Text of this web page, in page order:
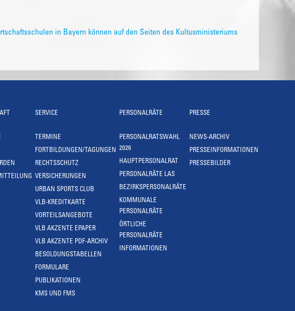
in Bayern können auf den Seiten des Kultusministeriums
SERVICE
TERMINE
FORTBILDUNGEN/TAGUNGEN
RECHTSSCHUTZ
VERSICHERUNGEN
URBAN SPORTS CLUB
VLB-KREDITKARTE
VORTEILSANGEBOTE
VLB AKZENTE EPAPER
VLB AKZENTE PDF-ARCHIV
BESOLDUNGSTABELLEN
FORMULARE
PUBLIKATIONEN
KMS UND FMS
PERSONALRÄTE
PERSONALRATSWAHL
2026
HAUPTPERSONALRAT
PERSONALRÄTE LAS
BEZIRKSPERSONALRÄTE
KOMMUNALE
PERSONALRÄTE
ÖRTLICHE
PERSONALRÄTE
INFORMATIONEN
PRESSE
NEWS-ARCHIV
PRESSEINFORMATIONEN
PRESSEBILDER